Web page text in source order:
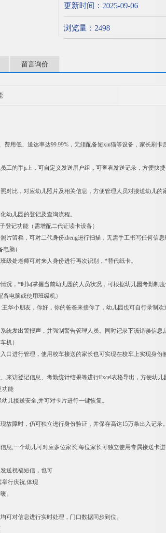
更新时间：2025-09-06
浏览量：2498
留言询价
费用低、送达率达99.99%，无须配备短xin猫等设备，家长刷卡
工的手ji上，可自定义发送用户组，可查看发送记录，方便快捷
对比，对应幼儿照片及相关信息，方便管理人员对接送幼儿的
幼儿园的登记及查询流程。
登记功能（需增配二代证读卡设备）
片留档，可对二代身份zheng进行扫描，无需手工书写任何信
脑）
级处老师可对来人身份进行再次识别，*替代纸卡。
况，*时间掌握当前幼儿园的人员状况，可根据幼儿园考勤制度
电脑或使用班级机）
华小朋友，你好，你的爸爸来接你了，幼儿园也可自行录制
统发出警报声，并强制警告管理人员。同时记录下该错误信息,
机）
口进行管理，使用校车接送的家长也可实现在校车上实现身份
来访登记信息、考勤统计结果等进行Excel表格导出，方便幼儿
功能
儿接送安全,并可对卡片进行一键恢复。
故障时，仍可独立进行身份验证，并保存高达15万条出入记录。
息,一个幼儿可对应多位家长,每位家长可独立使用专属接送卡
送祝福短信，也可
举行庆祝,体现
。
可对信息进行实时处理，门口数据同步到位。